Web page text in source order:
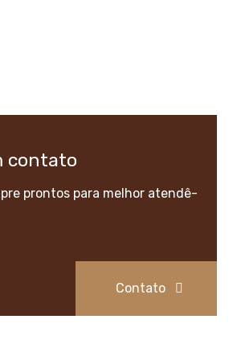
contato
prontos para melhor atendê-
Contato